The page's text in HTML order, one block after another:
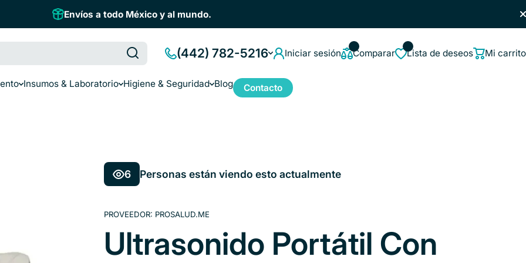
Envíos a todo México y al mundo.
Insumos & Laboratorio Higiene & Seguridad Blog Contacto
(442) 782-5216 Iniciar sesión Comparar Lista de deseos Mi carrito
6 Personas están viendo esto actualmente
PROVEEDOR: PROSALUD.ME
Ultrasonido Portátil Con